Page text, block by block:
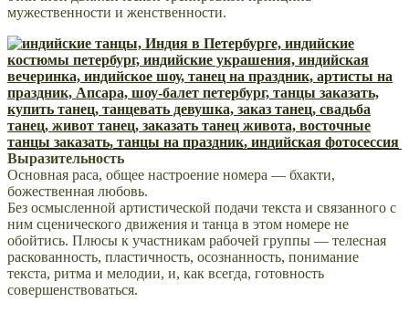
мужественности и женственности.
Выразительность
Основная раса, общее настроение номера — бхакти,
божественная любовь.
Без осмысленной артистической подачи текста и связанного с
ним сценического движения и танца в этом номере не
обойтись. Плюсы к участникам рабочей группы — телесная
раскованность, пластичность, осознанность, понимание
текста, ритма и мелодии, и, как всегда, готовность
совершенствоваться.